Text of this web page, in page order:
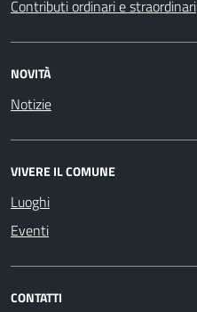
Contributi ordinari e straordinari
NOVITÀ
Notizie
VIVERE IL COMUNE
Luoghi
Eventi
CONTATTI